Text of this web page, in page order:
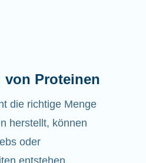
von Proteinen
die richtige Menge
herstellt, können
oder